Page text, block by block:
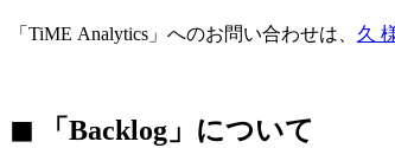
「TiME Analytics」へのお問い合わせは、 久
◼︎ 「Backlog」について